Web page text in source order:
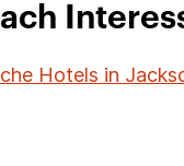
Hotels in